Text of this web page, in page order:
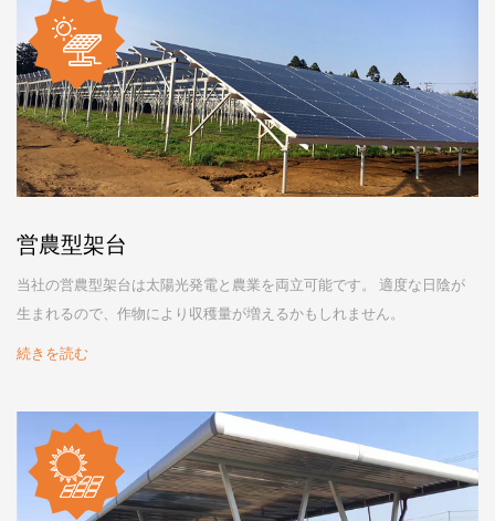
営農型架台
当社の営農型架台は太陽光発電と農業を両立可能です。 適度な日陰が
生まれるので、作物により収穫量が増えるかもしれません。
続きを読む